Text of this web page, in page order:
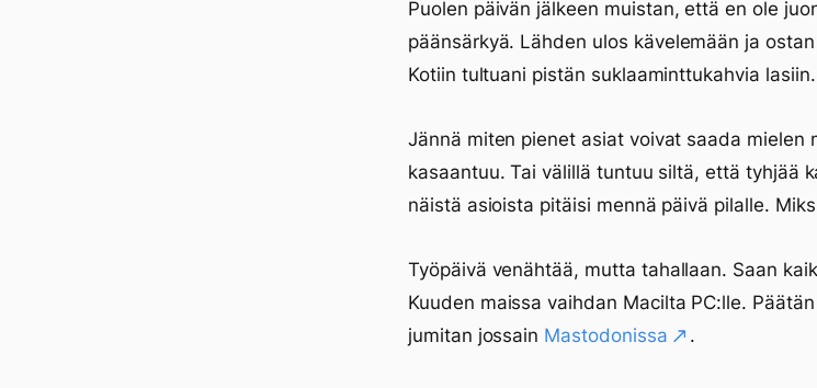
Puolen päivän jälkeen muistan, että en ole
päänsärkyä. Lähden ulos kävelemään ja
Kotiin tultuani pistän suklaaminttukahvia
Jännä miten pienet asiat voivat saada mielen
kasaantuu. Tai välillä tuntuu siltä, että tyhjää
näistä asioista pitäisi mennä päivä pilalle.
Työpäivä venähtää, mutta tahallaan. Saan
Kuuden maissa vaihdan Macilta PC:lle.
jumitan jossain Mastodonissa .